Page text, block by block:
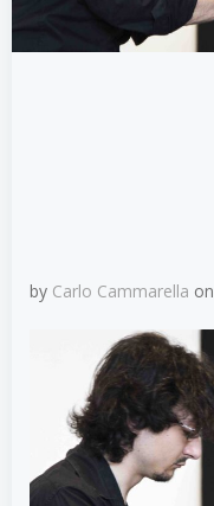
by Carlo Cammarella on